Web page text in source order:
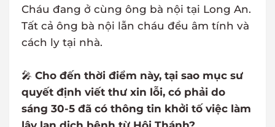
Cháu đang ở cùng ông bà nội tại Long An.
Tất cả ông bà nội lẫn cháu đều âm tính và
cách ly tại nhà.
🎤 Cho đến thời điểm này, tại sao mục sư
quyết định viết thư xin lỗi, có phải do
sáng 30-5 đã có thông tin khởi tố việc làm